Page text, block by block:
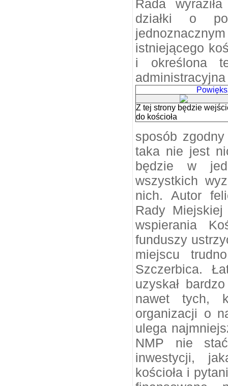
Rada
działki o
istniejącego
i określona
Z tej strony będzie
do kościoła
sposób
taka nie jest
będzie w
wszystkich
nich. Autor
Rady
wspierania
funduszy
miejscu
Szczerbica.
uzyskał
nawet tych,
organizacji o
ulega
NMP nie
inwestycji,
kościoła i